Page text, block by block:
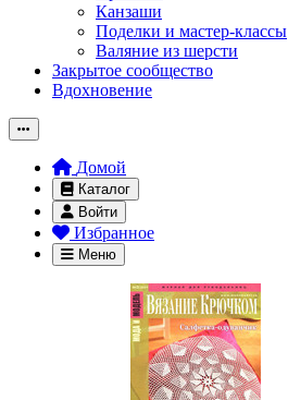
Канзаши
Поделки и мастер-классы
Валяние из шерсти
Закрытое сообщество
Вдохновение
Домой
Каталог
Войти
Избранное
Меню